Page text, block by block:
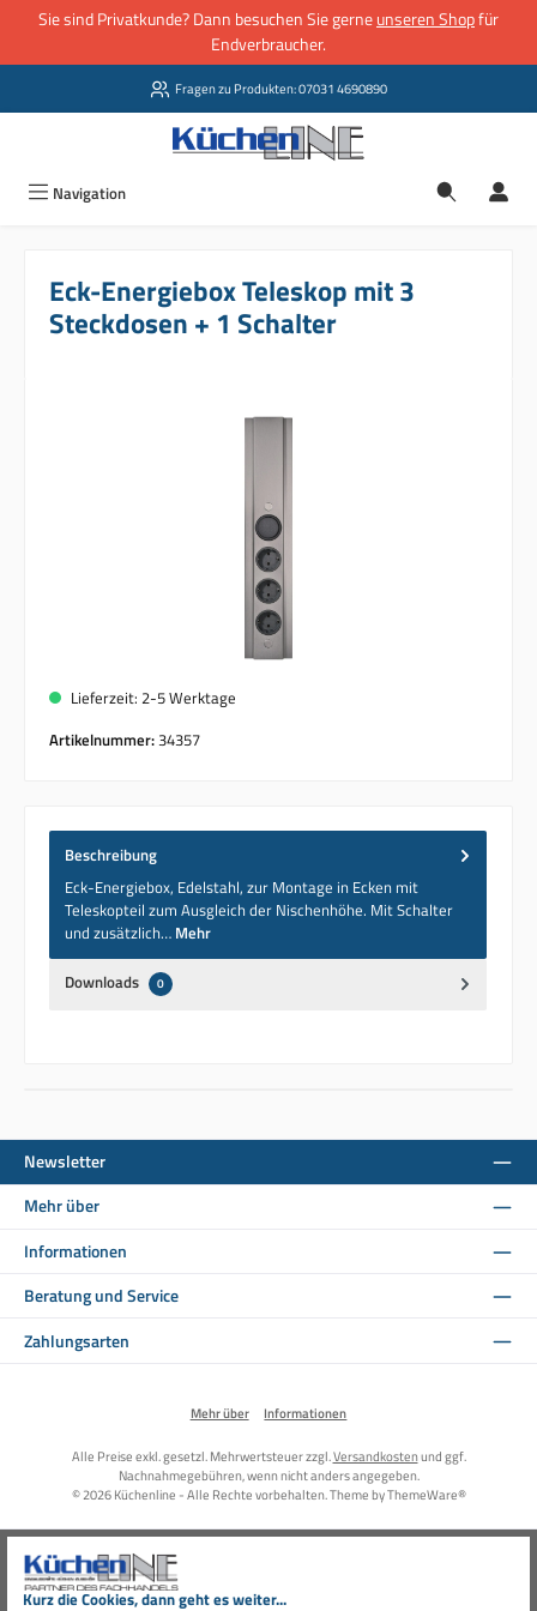
Zum Hauptinhalt springen
Sie sind Privatkunde? Dann besuchen Sie gerneunseren Shopfür
Endverbraucher.
Fragen zu Produkten: 07031 4690890
Navigation
Kurz die Cookies, dann geht es weiter...
Eck-Energiebox Teleskop mit 3
Steckdosen + 1 Schalter
Lieferzeit: 2-5 Werktage
Artikelnummer:34357
Beschreibung
Eck-Energiebox, Edelstahl, zur Montage in Ecken mit
Teleskopteil zum Ausgleich der Nischenhöhe. Mit Schalter
und zusätzlich… Mehr
Downloads 0
Newsletter
Mehr über
Informationen
Beratung und Service
Zahlungsarten
Mehr über Informationen
Alle Preise exkl. gesetzl. Mehrwertsteuer zzgl.Versandkostenund ggf.
Nachnahmegebühren, wenn nicht anders angegeben.
© 2026 Küchenline - Alle Rechte vorbehalten. Theme byThemeWare®